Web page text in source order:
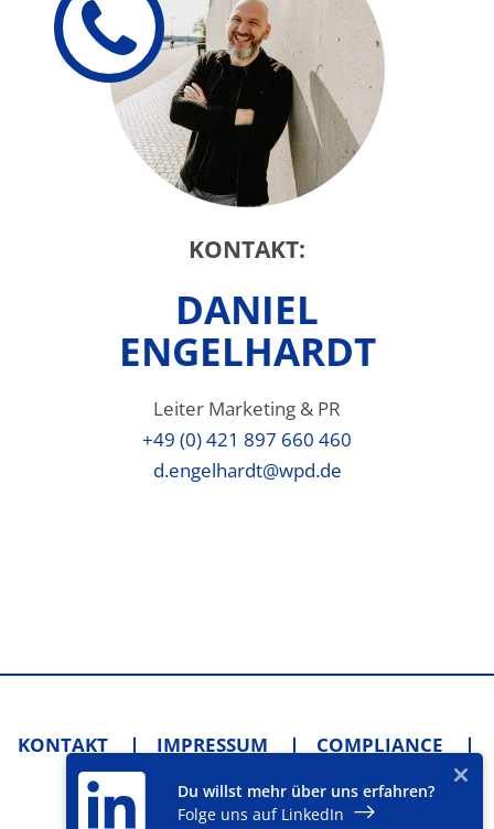
KONTAKT:
DANIEL
ENGELHARDT
Leiter Marketing & PR
+49 (0) 421 897 660 460
d.engelhardt@wpd.de
KONTAKT IMPRESSUM
COMPLIANCE
AGB
DATENSCHUTZ-EINSTELLUNGEN
Du willst mehr über uns erfahren?
Folge uns auf LinkedIn